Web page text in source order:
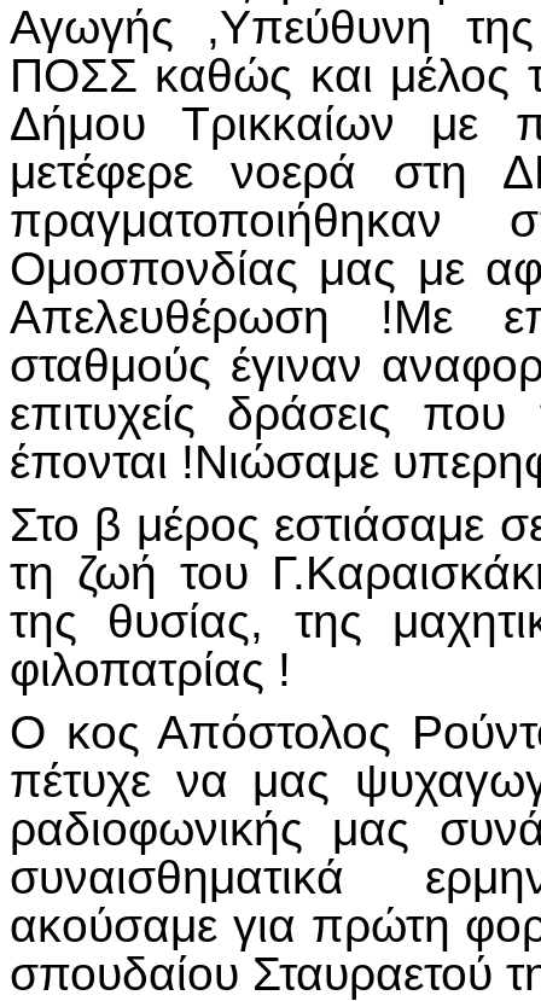
Αγωγής ,Υπεύθυνη
ΠΟΣΣ καθώς και μέλος
Δήμου Τρικκαίων με
μετέφερε νοερά στη
πραγματοποιήθηκαν
Ομοσπονδίας μας με
Απελευθέρωση !Με
σταθμούς έγιναν
επιτυχείς δράσεις
έπονται !Νιώσαμε
Στο β μέρος εστιάσαμε
τη ζωή του
της θυσίας, της
φιλοπατρίας !
Ο κος Απόστολος
πέτυχε να μας
ραδιοφωνικής μας
συναισθηματικά
ακούσαμε για πρώτη
σπουδαίου Σταυραετού